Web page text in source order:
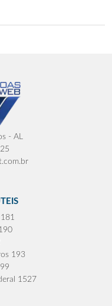
- AL
193
1527